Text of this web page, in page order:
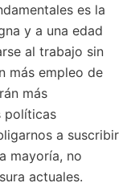
es la
y a una edad
al trabajo sin
más empleo de
más
políticas
a suscribir
mayoría, no
actuales.